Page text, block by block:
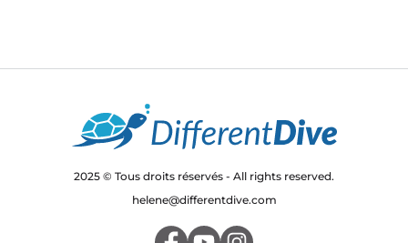
2025 © Tous droits réservés - All rights reserved.
helene@differentdive.com